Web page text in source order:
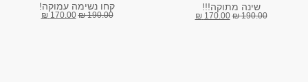
שינה מתוקה!!!
190.00
₪
170.00
₪
קחו נשימה עמוקה!
190.00
₪
170.00
₪